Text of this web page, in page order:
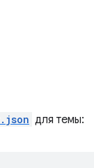
для темы: